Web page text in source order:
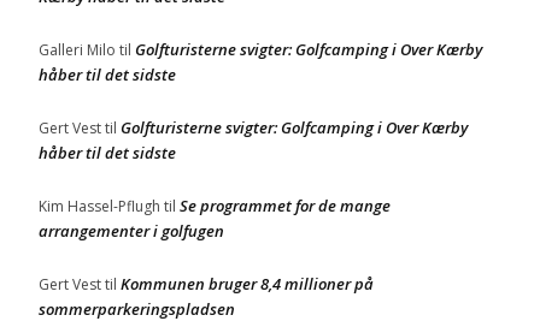
Galleri Milo til Golfturisterne svigter: Golfcamping i Over Kærby
håber til det sidste
Gert Vesttil Golfturisterne svigter: Golfcamping i Over Kærby
håber til det sidste
Kim Hassel-Pflugh til Se programmet for de mange
arrangementer i golfugen
Gert Vesttil Kommunen bruger 8,4 millioner på
sommerparkeringspladsen